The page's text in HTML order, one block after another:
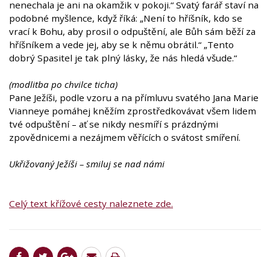
nenechala je ani na okamžik v pokoji.“ Svatý farář staví na
podobné myšlence, když říká: „Není to hříšník, kdo se
vrací k Bohu, aby prosil o odpuštění, ale Bůh sám běží za
hříšníkem a vede jej, aby se k němu obrátil.“ „Tento
dobrý Spasitel je tak plný lásky, že nás hledá všude.“
(modlitba po chvilce ticha)
Pane Ježíši, podle vzoru a na přímluvu svatého Jana Marie
Vianneye pomáhej kněžím zprostředkovávat všem lidem
tvé odpuštění – ať se nikdy nesmíří s prázdnými
zpovědnicemi a nezájmem věřících o svátost smíření.
Ukřižovaný Ježíši – smiluj se nad námi
Celý text křížové cesty naleznete zde.